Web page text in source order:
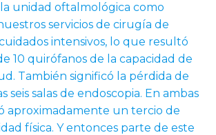
unidad oftalmológica como
servicios de cirugía de
intensivos, lo que resultó
10 quirófanos de la capacidad de
También significó la pérdida de
seis salas de endoscopia. En ambas
aproximadamente un tercio de
física. Y entonces parte de este